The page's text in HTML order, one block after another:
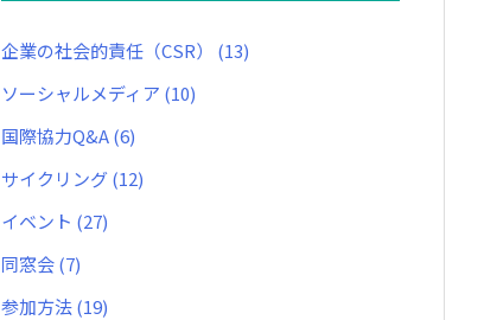
企業の社会的責任（CSR） (13)
ソーシャルメディア (10)
国際協力Q&A(6)
サイクリング(12)
イベント (27)
同窓会(7)
参加方法(19)